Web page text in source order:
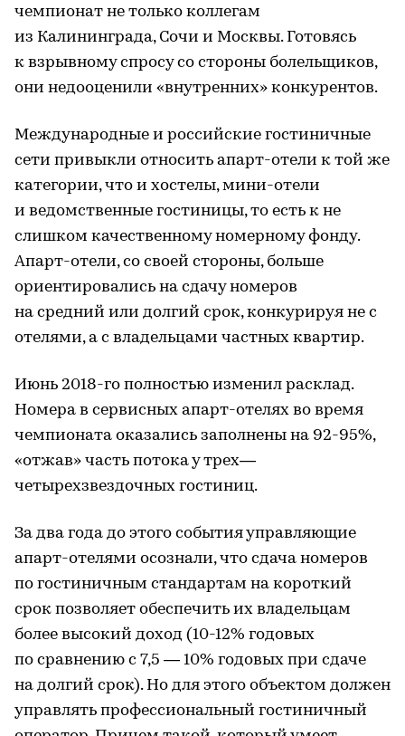
чемпионат не только коллегам
из Калининграда, Сочи и Москвы. Готовясь
к взрывному спросу со стороны болельщиков,
они недооценили «внутренних» конкурентов.
Международные и российские гостиничные
сети привыкли относить апарт-отели к той же
категории, что и хостелы, мини-отели
и ведомственные гостиницы, то есть к не
слишком качественному номерному фонду.
Апарт-отели, со своей стороны, больше
ориентировались на сдачу номеров
на средний или долгий срок, конкурируя не с
отелями, а с владельцами частных квартир.
Июнь 2018-го полностью изменил расклад.
Номера в сервисных апарт-отелях во время
чемпионата оказались заполнены на 92-95%,
«отжав» часть потока у трех—
четырехзвездочных гостиниц.
За два года до этого события управляющие
апарт-отелями осознали, что сдача номеров
по гостиничным стандартам на короткий
срок позволяет обеспечить их владельцам
более высокий доход (10-12% годовых
по сравнению с 7,5 — 10% годовых при сдаче
на долгий срок). Но для этого объектом должен
управлять профессиональный гостиничный